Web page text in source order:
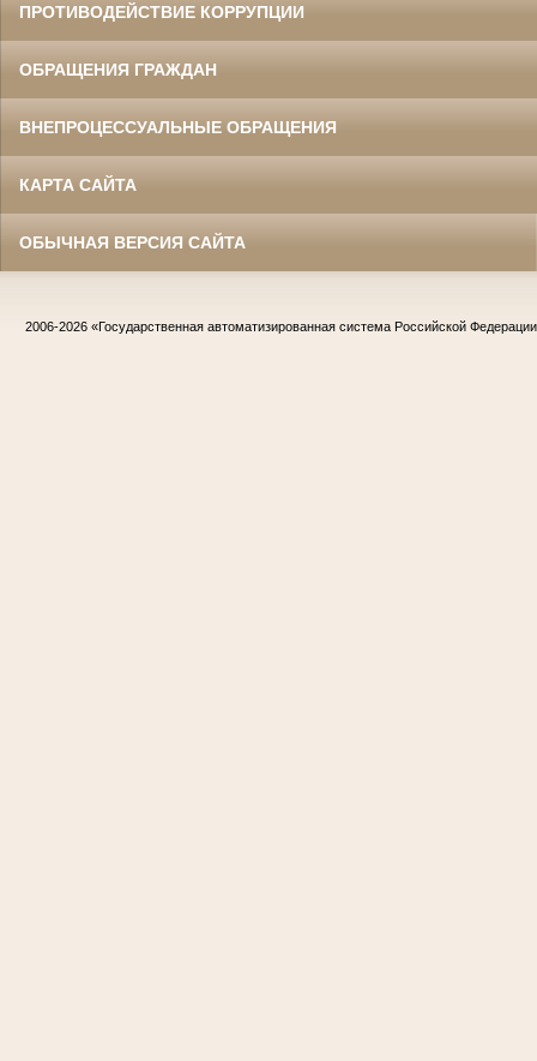
ПРОТИВОДЕЙСТВИЕ КОРРУПЦИИ
ОБРАЩЕНИЯ ГРАЖДАН
ВНЕПРОЦЕССУАЛЬНЫЕ ОБРАЩЕНИЯ
КАРТА САЙТА
ОБЫЧНАЯ ВЕРСИЯ САЙТА
2006-2026 «Государственная автоматизированная система Российской